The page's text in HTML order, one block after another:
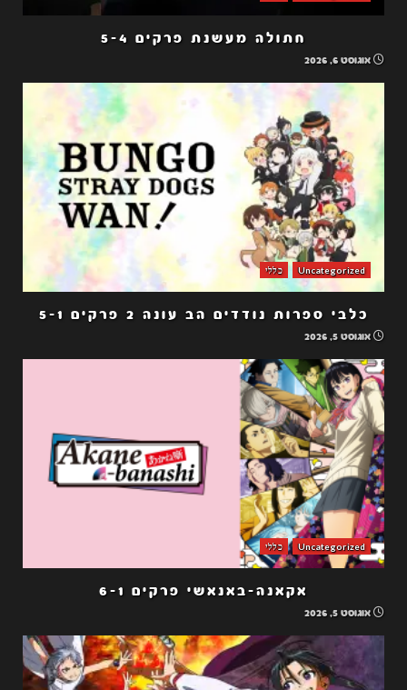
חתולה מעשנת פרקים 5-4
אוגוסט 6, 2026
Uncategorized כללי
כלבי ספרות נודדים הב עונה 2 פרקים 5-1
אוגוסט 5, 2026
Uncategorized כללי
אקאנה-באנאשי פרקים 6-1
אוגוסט 5, 2026